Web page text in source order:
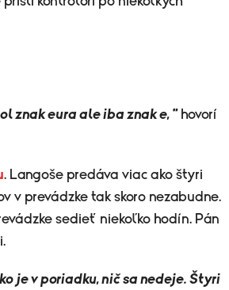
znak eura ale iba znak e, "hovorí
. Langoše predáva viac ako štyri
v prevádzke tak skoro nezabudne.
sedieť niekoľko hodín. Pán
je v poriadku, nič sa nedeje. Štyri